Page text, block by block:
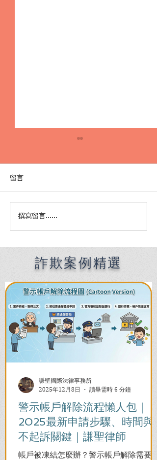
Premier English
Filipinos in Taiwan:
Chien Sheng
International Law Firm
留言
撰寫留言......
詐欺案例精選
警示帳戶解除流程懶人包｜
2025最新申請步驟、時間與
不起訴關鍵｜謙聖律師
帳戶被凍結怎麼辦？警示帳戶解除需要多
謙聖國際法律事務所
2025年12月8日
讀畢需時 6 分鐘